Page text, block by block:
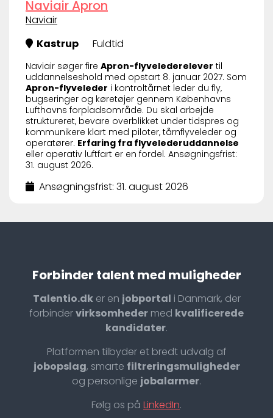
Naviair Apron
Naviair
Kastrup
Fuldtid
Naviair søger fire Apron-flyvelederelever til
uddannelseshold med opstart 8. januar 2027. Som
Apron-flyveleder i kontroltårnet leder du fly,
bugseringer og køretøjer gennem Københavns
Lufthavns forpladsområde. Du skal arbejde
struktureret, bevare overblikket under tidspres og
kommunikere klart med piloter, tårnflyveleder og
operatører. Erfaring fra flyvelederuddannelse
eller operativ luftfart er en fordel. Ansøgningsfrist:
31. august 2026.
Ansøgningsfrist: 31. august 2026
Forbinder talent med muligheder
Talentio.dker en jobportal i Danmark, der
forbindervirksomheder med kvalificerede
kandidater.
Platformen tilbyder et bredt udvalg af
jobopslag, smarte filtreringsmuligheder
og personlige jobalarmer.
Følg os på LinkedIn.